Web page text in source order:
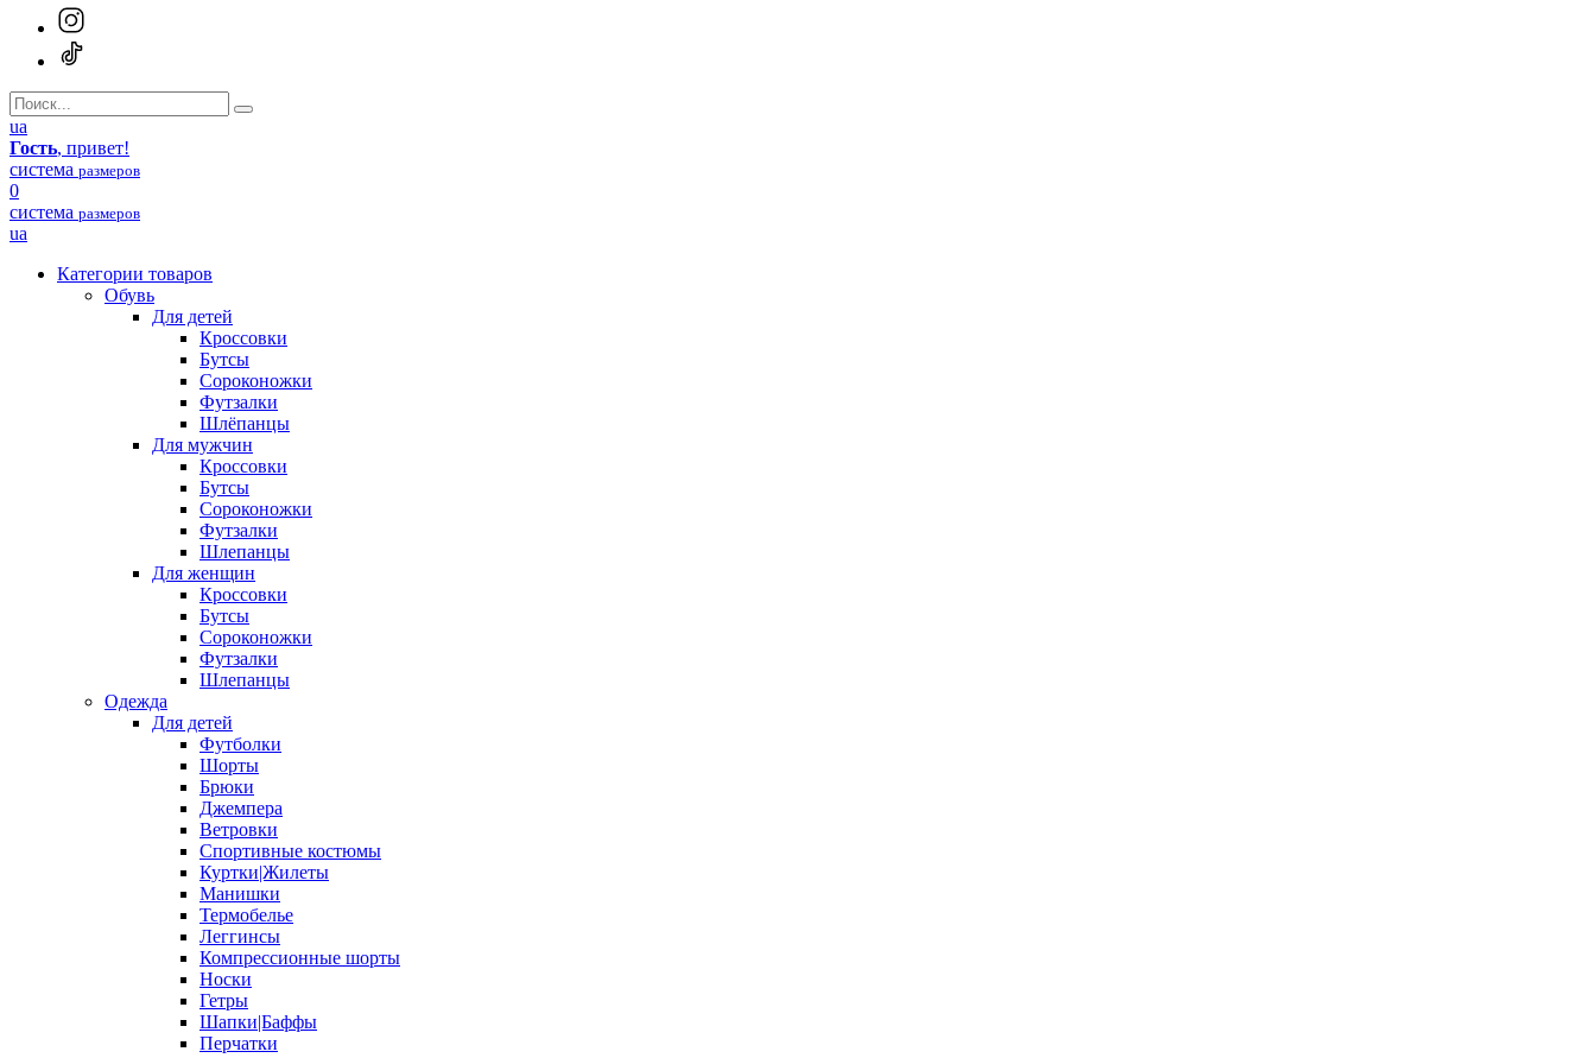
ua
Гость, привет!
система размеров
0
система размеров
ua
Категории товаров
Обувь
Для детей
Кроссовки
Бутсы
Сороконожки
Футзалки
Шлёпанцы
Для мужчин
Кроссовки
Бутсы
Сороконожки
Футзалки
Шлепанцы
Для женщин
Кроссовки
Бутсы
Сороконожки
Футзалки
Шлепанцы
Одежда
Для детей
Футболки
Шорты
Брюки
Джемпера
Ветровки
Спортивные костюмы
Куртки|Жилеты
Манишки
Термобелье
Леггинсы
Компрессионные шорты
Носки
Гетры
Шапки|Баффы
Перчатки